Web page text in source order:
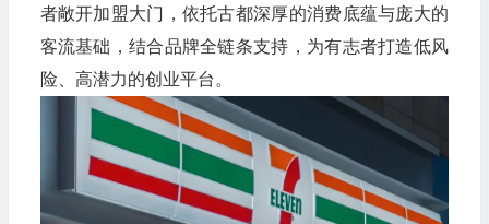
者敞开加盟大门，依托古都深厚的消费底蕴与庞大的
客流基础，结合品牌全链条支持，为有志者打造低风
险、高潜力的创业平台。